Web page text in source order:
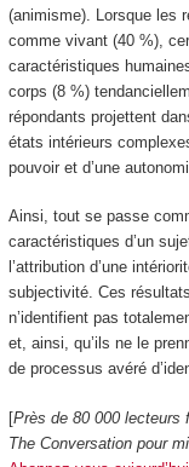
(animisme). Lorsque les
comme vivant (40 %),
caractéristiques
corps (8 %)
répondants projettent
états intérieurs
pouvoir et d’une
Ainsi, tout se passe
caractéristiques d’un
l’attribution d’une
subjectivité. Ces
n’identifient pas
et, ainsi, qu’ils ne le
de processus avéré
[Près de 80 000 lecteurs
The Conversation pour